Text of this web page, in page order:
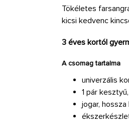
Tökéletes
kicsi kedvenc
3 éves kortól
A csomag tartalma
univerzális
1 pár
jogar,